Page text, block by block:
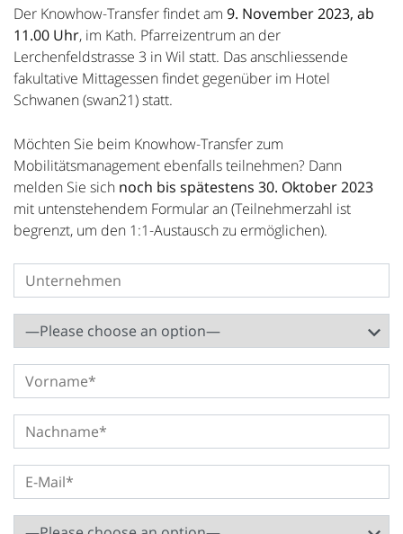
Der Knowhow-Transfer findet am 9. November 2023, ab
11.00 Uhr, im Kath. Pfarreizentrum an der
Lerchenfeldstrasse 3 in Wil statt. Das anschliessende
fakultative Mittagessen findet gegenüber im Hotel
Schwanen (swan21) statt.
Möchten Sie beim Knowhow-Transfer zum
Mobilitätsmanagement ebenfalls teilnehmen? Dann
melden Sie sich noch bis spätestens 30. Oktober 2023
mit untenstehendem Formular an (Teilnehmerzahl ist
begrenzt, um den 1:1-Austausch zu ermöglichen).